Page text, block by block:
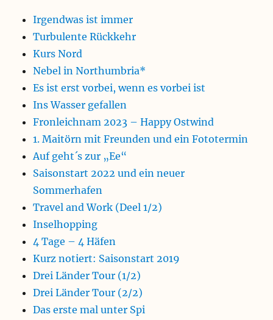
Irgendwas ist immer
Turbulente Rückkehr
Kurs Nord
Nebel in Northumbria*
Es ist erst vorbei, wenn es vorbei ist
Ins Wasser gefallen
Fronleichnam 2023 – Happy Ostwind
1. Maitörn mit Freunden und ein Fototermin
Auf geht´s zur „Ee“
Saisonstart 2022 und ein neuer
Sommerhafen
Travel and Work (Deel 1/2)
Inselhopping
4 Tage – 4 Häfen
Kurz notiert: Saisonstart 2019
Drei Länder Tour (1/2)
Drei Länder Tour (2/2)
Das erste mal unter Spi